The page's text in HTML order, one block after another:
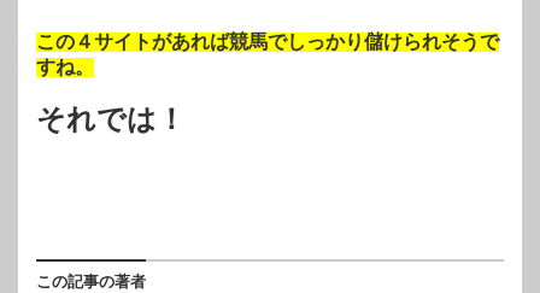
この４サイトがあれば競馬でしっかり儲けられそうで
すね。
それでは！
この記事の著者